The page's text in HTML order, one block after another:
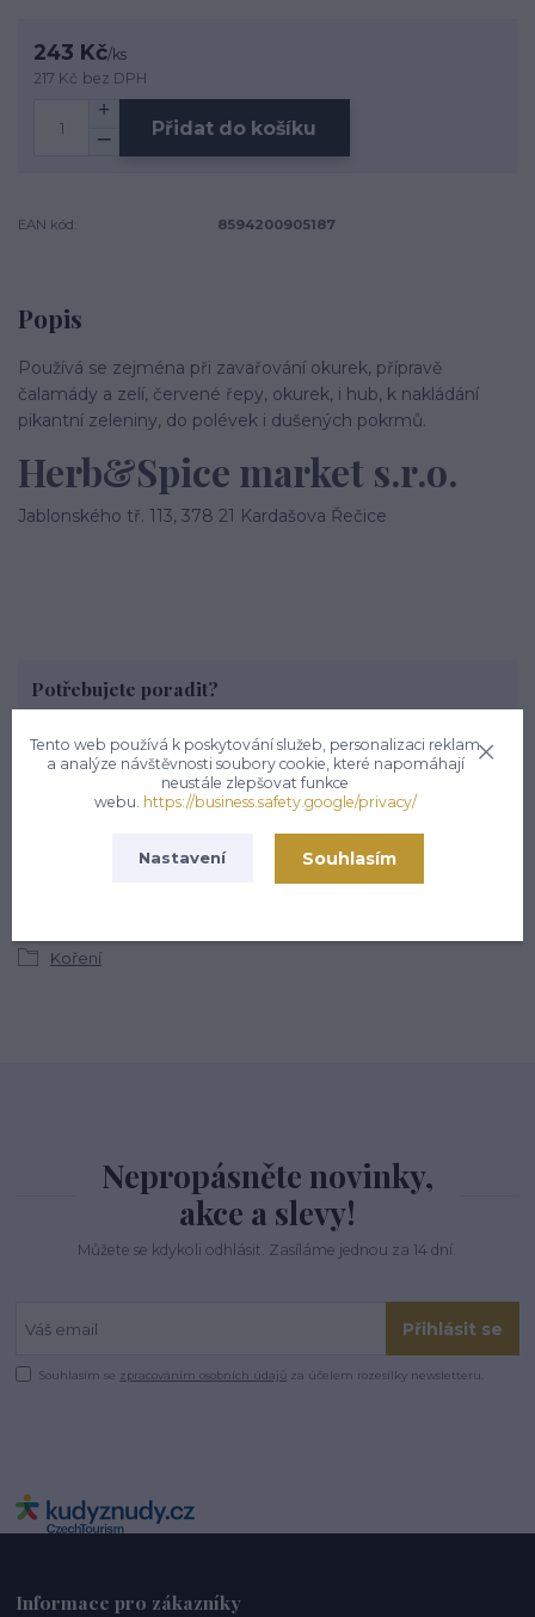
243 Kč/ks
217 Kč bez DPH
Přidat do košíku
EAN kód: 8594200905187
Popis
Používá se zejména při zavařování okurek, přípravě
čalamády a zelí, červené řepy, okurek, i hub, k nakládání
pikantní zeleniny, do polévek i dušených pokrmů.
Herb&Spice market s.r.o.
Jablonského tř. 113, 378 21 Kardašova Řečice
Koření
Potřebujete poradit?
+420 722 936 923
(Po-Pá, 8-16 hod.)
info@hsmarket.cz
Nepropásněte novinky,
akce a slevy!
Můžete se kdykoli odhlásit. Zasíláme jednou za 14 dní.
Přihlásit se
Souhlasím se zpracováním osobních údajů za účelem rozesílky newsletteru.
Informace pro zákazníky
Tento web používá k poskytování služeb, personalizaci reklam
a analýze návštěvnosti soubory cookie, které napomáhají
neustále zlepšovat funkce
webu. https://business.safety.google/privacy/
Nastavení Souhlasím